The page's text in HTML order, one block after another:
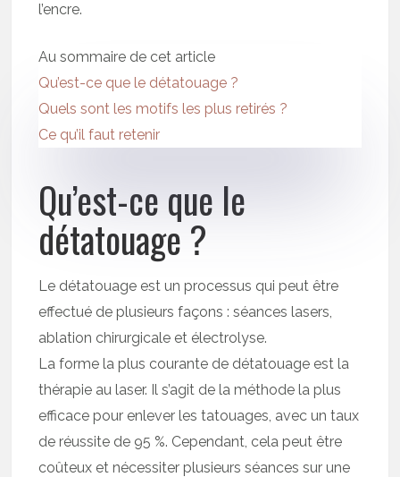
l’encre.
Au sommaire de cet article
Qu’est-ce que le détatouage ?
Quels sont les motifs les plus retirés ?
Ce qu’il faut retenir
Qu’est-ce que le
détatouage ?
Le détatouage est un processus qui peut être
effectué de plusieurs façons : séances lasers,
ablation chirurgicale et électrolyse.
La forme la plus courante de détatouage est la
thérapie au laser. Il s’agit de la méthode la plus
efficace pour enlever les tatouages, avec un taux
de réussite de 95 %. Cependant, cela peut être
coûteux et nécessiter plusieurs séances sur une